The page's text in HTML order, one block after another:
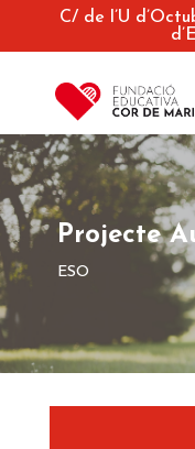
C/ de l’U
Projecte
ESO